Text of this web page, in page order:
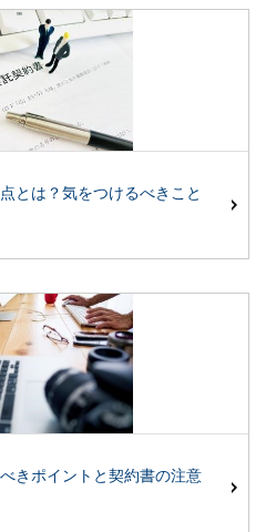
とは？気をつけるべきこと
きポイントと契約書の注意